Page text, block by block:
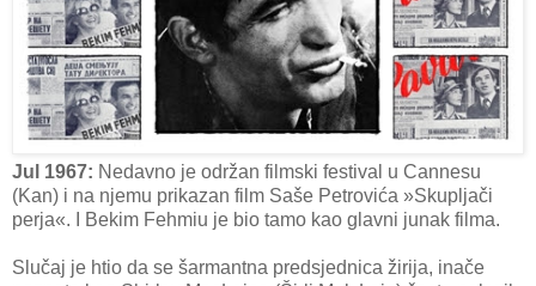
Jul 1967: Nedavno je održan filmski festival u Cannesu
(Kan) i na njemu prikazan film Saše Petrovića »Skupljači
perja«. I Bekim Fehmiu je bio tamo kao glavni junak filma.
Slučaj je htio da se šarmantna predsjednica žirija, inače